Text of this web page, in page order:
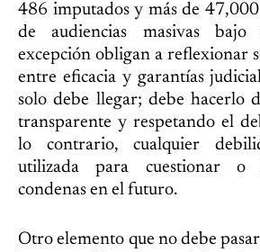
486 imputados y más de
de audiencias masivas
excepción obligan a reflexionar
entre eficacia y garantías
solo debe llegar; debe hacerlo
transparente y respetando el
lo contrario, cualquier
utilizada para cuestionar o
condenas en el futuro.
Otro elemento que no debe